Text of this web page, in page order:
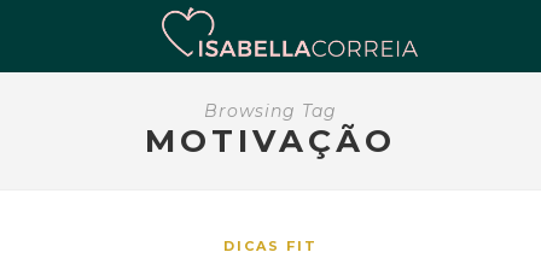
Browsing Tag
MOTIVAÇÃO
DICAS FIT